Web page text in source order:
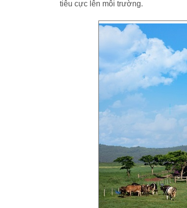
tiêu cực lên môi trường.